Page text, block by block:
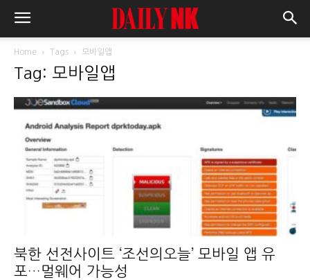
Home Tags 모바일앱
Tag: 모바일앱
북한 선전사이트 ‘조선의오늘’ 모바일 앱 유
포…멀웨어 가능성